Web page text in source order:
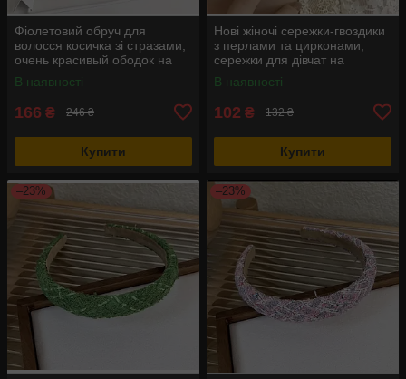
Фіолетовий обруч для
волосся косичка зі стразами,
очень красивый ободок на
голову
В наявності
166 ₴ 246 ₴
Купити
Нові жіночі сережки-гвоздики
з перлами та цирконами,
сережки для дівчат на
повсякденний одяг, серьги
В наявності
102 ₴ 132 ₴
Купити
–23% –23%